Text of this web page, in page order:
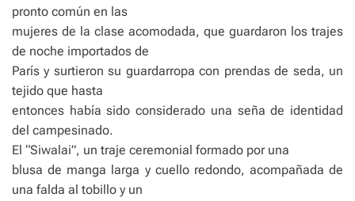
pronto común en las
mujeres de la clase acomodada, que guardaron los trajes
de noche importados de
París y surtieron su guardarropa con prendas de seda, un
tejido que hasta
entonces había sido considerado una seña de identidad
del campesinado.
El “Siwalai”, un traje ceremonial formado por una
blusa de manga larga y cuello redondo, acompañada de
una falda al tobillo y un